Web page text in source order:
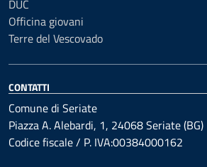
DUC
Officina giovani
Terre del Vescovado
CONTATTI
Comune di Seriate
Piazza A. Alebardi, 1, 24068 Seriate (BG)
Codice fiscale / P. IVA:00384000162